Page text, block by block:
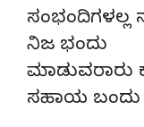
ಸಂಭಂದಿಗಳಲ್ಲ
ನಿಜ ಭಂದು
ಮಾಡುವರಾರು
ಸಹಾಯ ಬಂದು